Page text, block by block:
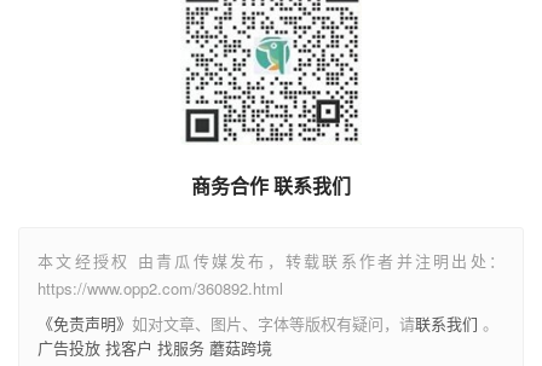
商务合作 联系我们
本文经授权 由青瓜传媒发布，转载联系作者并注明出处：
https://www.opp2.com/360892.html
《免责声明》 如对文章、图片、字体等版权有疑问，请联系我们 。
广告投放 找客户 找服务 蘑菇跨境